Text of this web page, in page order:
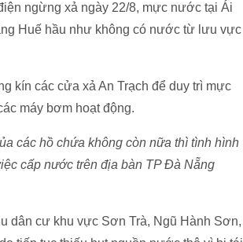
ngừng xả ngày 22/8, mực nước tại Ái
Huế hầu như không có nước từ lưu vực
kín các cửa xả An Trạch để duy trì mực
máy bơm hoạt động.
các hồ chứa không còn nữa thì tình hình
cấp nước trên địa bàn TP Đà Nẵng
dân cư khu vực Sơn Trà, Ngũ Hành Sơn,